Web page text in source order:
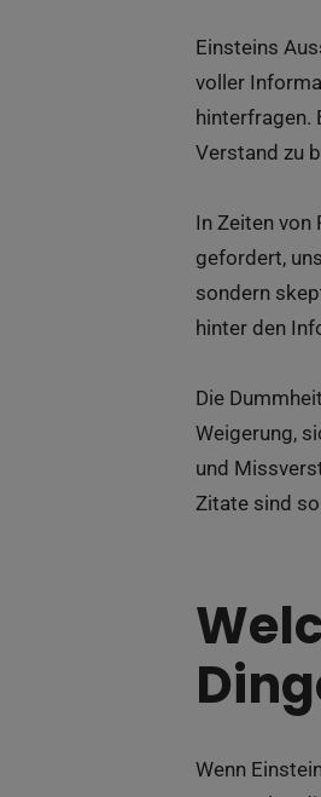
Einsteins
voller
hinterfragen.
Verstand zu
In Zeiten von
gefordert,
sondern
hinter den
Die
Weigerung,
und
Zitate sind
Wenn